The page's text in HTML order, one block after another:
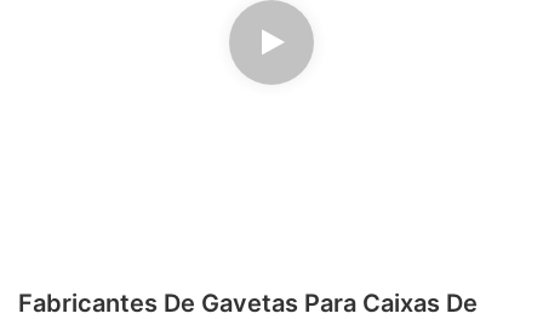
Fabricantes De Gavetas Para Caixas De